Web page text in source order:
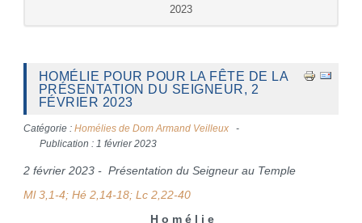
2023
HOMÉLIE POUR POUR LA FÊTE DE LA
PRÉSENTATION DU SEIGNEUR, 2
FÉVRIER 2023
Catégorie : Homélies de Dom Armand Veilleux
Publication : 1 février 2023
2 février 2023 - Présentation du Seigneur au Temple
Ml 3,1-4; Hé 2,14-18; Lc 2,22-40
H o m é l i e